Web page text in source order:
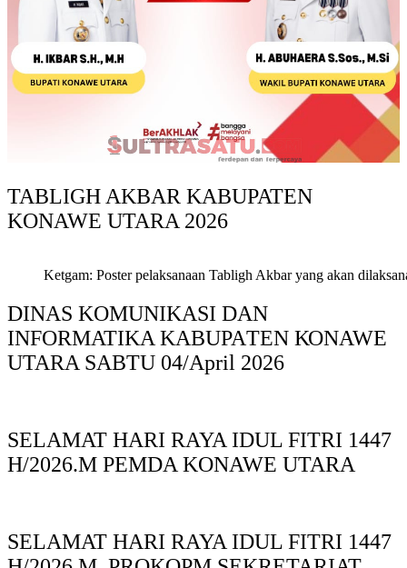
TABLIGH AKBAR KABUPATEN
KONAWE UTARA 2026
Ketgam: Poster pelaksanaan Tabligh Akbar yang akan
DINAS KOMUNIKASI DAN
INFORMATIKA KABUPAΤΕΝ ΚΟNAWE
UTARA SABTU 04/April 2026
SELAMAT HARI RAYA IDUL FITRI 1447
H/2026.M PEMDA KONAWE UTARA
SELAMAT HARI RAYA IDUL FITRI 1447